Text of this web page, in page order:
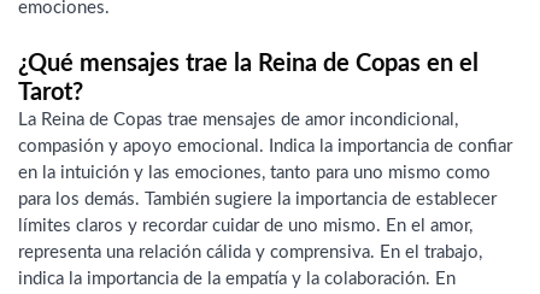
emociones.
¿Qué mensajes trae la Reina de Copas en el
Tarot?
La Reina de Copas trae mensajes de amor incondicional,
compasión y apoyo emocional. Indica la importancia de confiar
en la intuición y las emociones, tanto para uno mismo como
para los demás. También sugiere la importancia de establecer
límites claros y recordar cuidar de uno mismo. En el amor,
representa una relación cálida y comprensiva. En el trabajo,
indica la importancia de la empatía y la colaboración. En